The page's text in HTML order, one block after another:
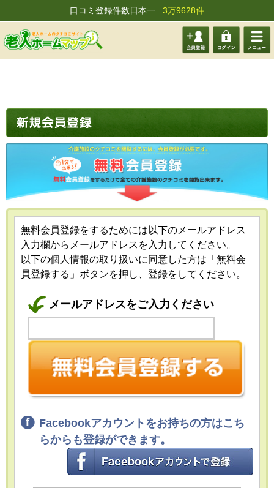
口コミ登録件数日本一 3万9628件
会員登 ログイ メニュ
無料会員登録をするためには以下のメールアドレス
入力欄からメールアドレスを入力してください。
以下の個人情報の取り扱いに同意した方は「無料会
員登録する」ボタンを押し、登録をしてください。
メールアドレスをご入力ください
Facebookアカウントをお持ちの方はこち
らからも登録ができます。